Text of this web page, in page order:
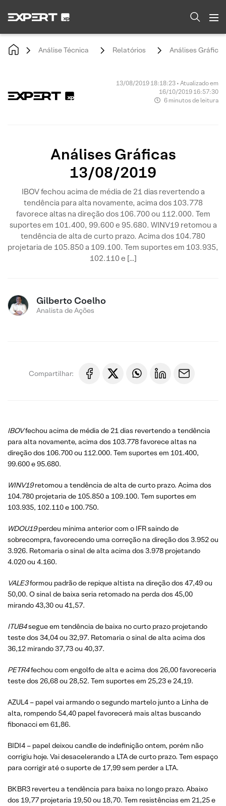
Análise Técnica Relatórios Análises
13/08/2019 18:18:23 • Atualizado em
16/10/2019 16:57:30
6 minutos de leitura
Análises Gráficas
13/08/2019
IBOV fechou acima de média de 21 dias revertendo a
tendência para alta novamente, acima dos 103.778
favorece altas na direção dos 106.700 ou 112.000. Tem
suportes em 101.400, 99.600 e 95.680. WINV19 retomou a
tendência de alta de curto prazo. Acima dos 104.780
projetaria de 105.850 a 109.100. Tem suportes em 103.935,
102.110 e […]
Gilberto Coelho
Analista de Ações
Compartilhar:
IBOVfechou acima de média de 21 dias revertendo a tendência
para alta novamente, acima dos 103.778 favorece altas na
direção dos 106.700 ou 112.000. Tem suportes em 101.400,
99.600 e 95.680.
WINV19retomou a tendência de alta de curto prazo. Acima dos
104.780 projetaria de 105.850 a 109.100. Tem suportes em
103.935, 102.110 e 100.750.
WDOU19perdeu mínima anterior com o IFR saindo de
sobrecompra, favorecendo uma correção na direção dos 3.952 ou
3.926. Retomaria o sinal de alta acima dos 3.978 projetando
4.020 ou 4.160.
VALE3formou padrão de repique altista na direção dos 47,49 ou
50,00. O sinal de baixa seria retomado na perda dos 45,00
mirando 43,30 ou 41,57.
ITUB4segue em tendência de baixa no curto prazo projetando
teste dos 34,04 ou 32,97. Retomaria o sinal de alta acima dos
36,12 mirando 37,73 ou 40,37.
PETR4fechou com engolfo de alta e acima dos 26,00 favoreceria
teste dos 26,68 ou 28,52. Tem suportes em 25,23 e 24,19.
AZUL4 – papel vai armando o segundo martelo junto a Linha de
alta, rompendo 54,40 papel favorecerá mais altas buscando
fibonacci em 61,86.
BIDI4 – papel deixou candle de indefinição ontem, porém não
corrigiu hoje. Vai desacelerando a LTA de curto prazo. Tem espaço
para corrigir até o suporte de 17,99 sem perder a LTA.
BKBR3 reverteu a tendência para baixa no longo prazo. Abaixo
dos 19,77 projetaria 19,50 ou 18,70. Tem resistências em 21,25 e